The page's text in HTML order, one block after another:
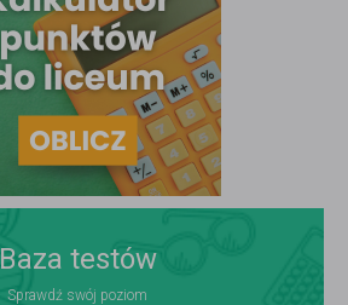
Baza testów
Sprawdź swój poziom